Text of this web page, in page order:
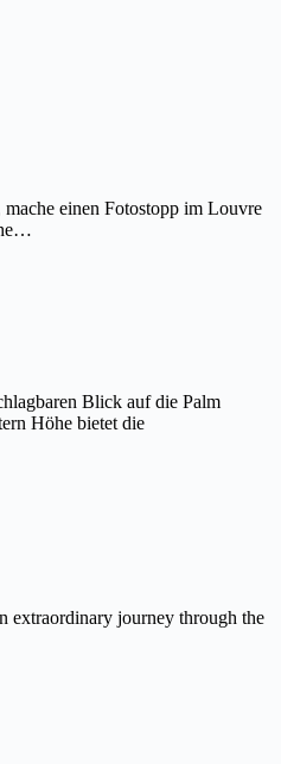
einen Fotostopp im Louvre
Blick auf die Palm
Höhe bietet die
extraordinary journey through the